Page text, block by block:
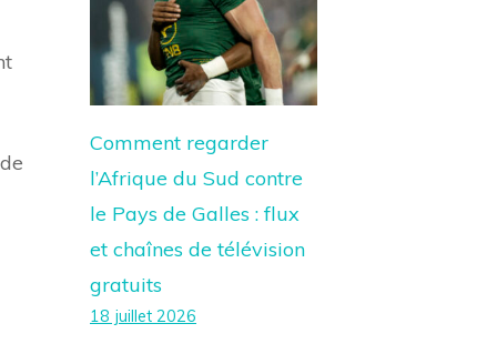
Comment regarder
l’Afrique du Sud contre
le Pays de Galles : flux
et chaînes de télévision
gratuits
18 juillet 2026